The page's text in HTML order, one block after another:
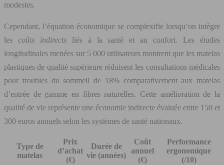
modestes.
Cependant, l’équation économique se complexifie lorsqu’on intègre
les coûts indirectsliés à la santé et au confort. Les études
longitudinales menées sur 5 000 utilisateurs montrent que les matelas
plastiques de qualité supérieure réduisent les consultations médicales
pour troubles du sommeil de 18% comparativement aux matelas
d’entrée de gamme en fibres naturelles. Cette amélioration de la
qualité de vie représente une économie indirecte évaluée entre 150 et
300 euros annuels selon les systèmes de santé nationaux.
Type de
matelas
Prix
d’achat
(€)
Durée de
vie (années)
Coût
annuel
(€)
Performance
ergonomique
(/10)